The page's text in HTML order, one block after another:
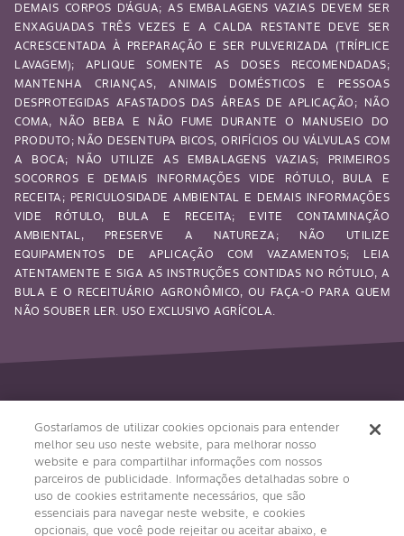
DEMAIS CORPOS D’ÁGUA; AS EMBALAGENS VAZIAS DEVEM SER
ENXAGUADAS TRÊS VEZES E A CALDA RESTANTE DEVE SER
ACRESCENTADA À PREPARAÇÃO E SER PULVERIZADA (TRÍPLICE
LAVAGEM); APLIQUE SOMENTE AS DOSES RECOMENDADAS;
MANTENHA CRIANÇAS, ANIMAIS DOMÉSTICOS E PESSOAS
DESPROTEGIDAS AFASTADOS DAS ÁREAS DE APLICAÇÃO; NÃO
COMA, NÃO BEBA E NÃO FUME DURANTE O MANUSEIO DO
PRODUTO; NÃO DESENTUPA BICOS, ORIFÍCIOS OU VÁLVULAS COM
A BOCA; NÃO UTILIZE AS EMBALAGENS VAZIAS; PRIMEIROS
SOCORROS E DEMAIS INFORMAÇÕES VIDE RÓTULO, BULA E
RECEITA; PERICULOSIDADE AMBIENTAL E DEMAIS INFORMAÇÕES
VIDE RÓTULO, BULA E RECEITA; EVITE CONTAMINAÇÃO
AMBIENTAL, PRESERVE A NATUREZA; NÃO UTILIZE
EQUIPAMENTOS DE APLICAÇÃO COM VAZAMENTOS; LEIA
ATENTAMENTE E SIGA AS INSTRUÇÕES CONTIDAS NO RÓTULO, A
BULA E O RECEITUÁRIO AGRONÔMICO, OU FAÇA-O PARA QUEM
NÃO SOUBER LER. USO EXCLUSIVO AGRÍCOLA.
Siga-nos
Gostaríamos de utilizar cookies opcionais para entender
melhor seu uso neste website, para melhorar nosso
website e para compartilhar informações com nossos
parceiros de publicidade. Informações detalhadas sobre o
uso de cookies estritamente necessários, que são
essenciais para navegar neste website, e cookies
opcionais, que você pode rejeitar ou aceitar abaixo, e